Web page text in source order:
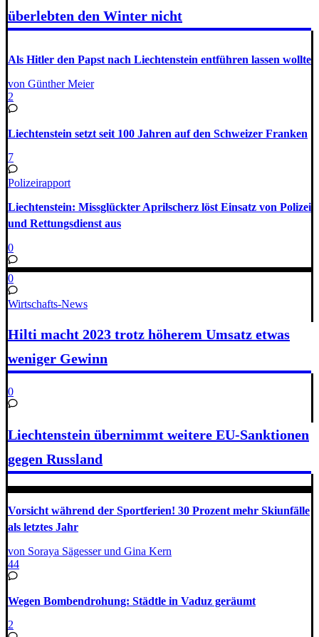
überlebten den Winter nicht
Als Hitler den Papst nach Liechten­stein entführen lassen wollte
von Günther Meier
2
Liechtenstein setzt seit 100 Jahren auf den Schweizer Franken
7
Polizeirapport
Liechtenstein: Missglückter Aprilscherz löst Einsatz von Polizei
und Rettungsdienst aus
0
0
Wirtschafts-News
Hilti macht 2023 trotz höherem Umsatz etwas
weniger Gewinn
0
Liechtenstein übernimmt weitere EU-Sanktionen
gegen Russland
Vorsicht während der Sportferien! 30 Prozent mehr Skiunfälle
als letztes Jahr
von Soraya Sägesser und Gina Kern
44
Wegen Bombendrohung: Städtle in Vaduz geräumt
2